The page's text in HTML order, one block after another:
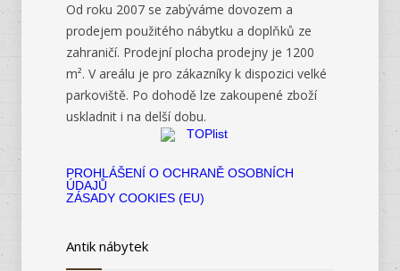
Od roku 2007 se zabýváme dovozem a
prodejem použitého nábytku a doplňků ze
zahraničí. Prodejní plocha prodejny je 1200
m². V areálu je pro zákazníky k dispozici velké
parkoviště. Po dohodě lze zakoupené zboží
uskladnit i na delší dobu.
PROHLÁŠENÍ O OCHRANĚ OSOBNÍCH
ÚDAJŮ
ZÁSADY COOKIES (EU)
Antik nábytek